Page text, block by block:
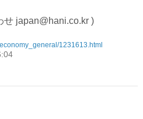
せ japan@hani.co.kr )
1231613.html